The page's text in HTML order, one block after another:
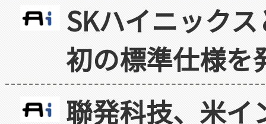
SKハイニック
初の標準仕様を
聯発科技、米イ